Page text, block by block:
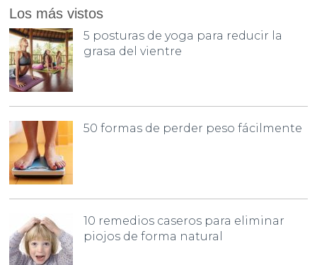
Los más vistos
5 posturas de yoga para reducir la
grasa del vientre
50 formas de perder peso fácilmente
10 remedios caseros para eliminar
piojos de forma natural